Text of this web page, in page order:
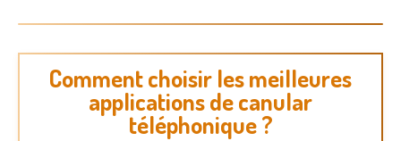
Comment choisir les meilleures
applications de canular
téléphonique ?